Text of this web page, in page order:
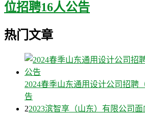
位招聘16人公告
热门文章
2024春季山东通用设计公司招聘
告
22023滨智享（山东）有限公司